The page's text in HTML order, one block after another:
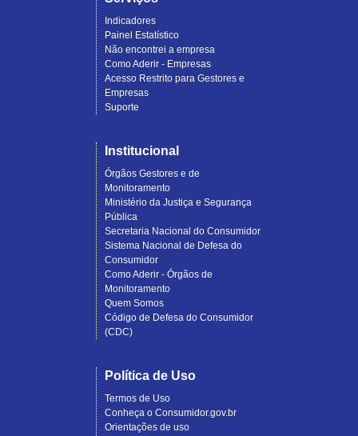
Indicadores
Painel Estatístico
Não encontrei a empresa
Como Aderir - Empresas
Acesso Restrito para Gestores e
Empresas
Suporte
Institucional
Órgãos Gestores e de
Monitoramento
Ministério da Justiça e Segurança
Pública
Secretaria Nacional do Consumidor
Sistema Nacional de Defesa do
Consumidor
Como Aderir - Órgãos de
Monitoramento
Quem Somos
Código de Defesa do Consumidor
(CDC)
Política de Uso
Termos de Uso
Conheça o Consumidor.gov.br
Orientações de uso